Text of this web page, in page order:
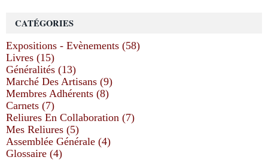
CATÉGORIES
Expositions - Evènements (58)
Livres (15)
Généralités (13)
Marché Des Artisans (9)
Membres Adhérents (8)
Carnets (7)
Reliures En Collaboration (7)
Mes Reliures (5)
Assemblée Générale (4)
Glossaire (4)